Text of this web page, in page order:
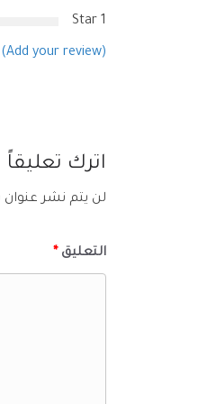
1 Star
(Add your review)
اترك تعليقاً
لن يتم نشر عنوان
التعليق *